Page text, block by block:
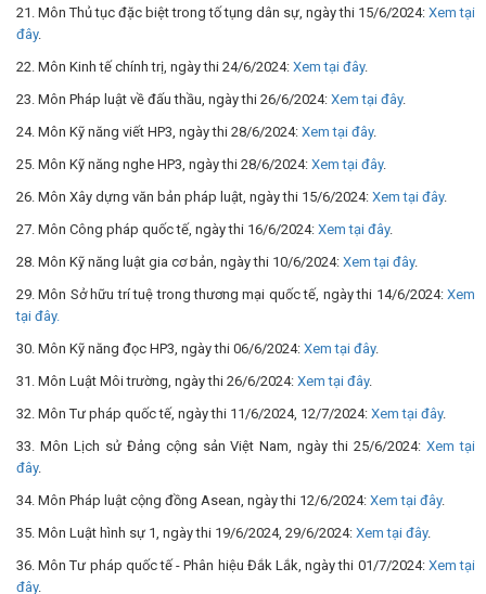
21. Môn Thủ tục đặc biệt trong tố tụng dân sự, ngày thi 15/6/2024: Xem tại
đây.
22. Môn Kinh tế chính trị, ngày thi 24/6/2024: Xem tại đây.
23. Môn Pháp luật về đấu thầu, ngày thi 26/6/2024: Xem tại đây.
24. Môn Kỹ năng viết HP3, ngày thi 28/6/2024: Xem tại đây.
25. Môn Kỹ năng nghe HP3, ngày thi 28/6/2024: Xem tại đây.
26. Môn Xây dựng văn bản pháp luật, ngày thi 15/6/2024: Xem tại đây.
27. Môn Công pháp quốc tế, ngày thi 16/6/2024: Xem tại đây.
28. Môn Kỹ năng luật gia cơ bản, ngày thi 10/6/2024: Xem tại đây.
29. Môn Sở hữu trí tuệ trong thương mại quốc tế, ngày thi 14/6/2024: Xem
tại đây.
30. Môn Kỹ năng đọc HP3, ngày thi 06/6/2024: Xem tại đây.
31. Môn Luật Môi trường, ngày thi 26/6/2024: Xem tại đây.
32. Môn Tư pháp quốc tế, ngày thi 11/6/2024, 12/7/2024: Xem tại đây.
33. Môn Lịch sử Đảng cộng sản Việt Nam, ngày thi 25/6/2024: Xem tại
đây.
34. Môn Pháp luật cộng đồng Asean, ngày thi 12/6/2024: Xem tại đây.
35. Môn Luật hình sự 1, ngày thi 19/6/2024, 29/6/2024: Xem tại đây.
36. Môn Tư pháp quốc tế - Phân hiệu Đắk Lắk, ngày thi 01/7/2024: Xem tại
đây.